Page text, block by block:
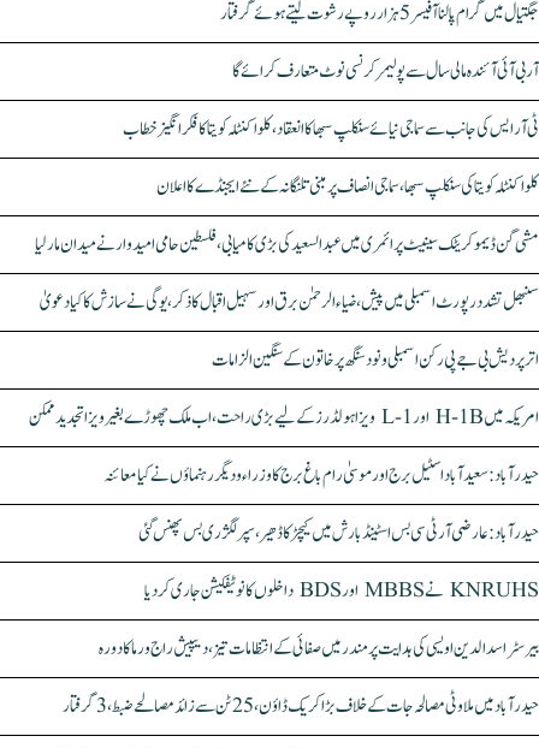
جگتیال میں گرام پالنا آفیسر 5 ہزار روپے رشوت لیتے ہوئے گرفتار
آر بی آئی آئندہ مالی سال سے پولیمر کرنسی نوٹ متعارف کرائے گا
ٹی آر ایس کی جانب سے سماجی نیائے سنکلپ سبھا کا انعقاد، کلواکنٹلہ کویتا کا فکر انگیز خطاب
کلواکنٹلہ کویتا کی سنکلپ سبھا، سماجی انصاف پر مبنی تلنگانہ کے نئے ایجنڈے کا اعلان
مشی گن ڈیموکریٹک سینیٹ پرائمری میں عبدالسعید کی بڑی کامیابی، فلسطین حامی امیدوار نے میدان مار لیا
سنبھل تشدد رپورٹ اسمبلی میں پیش، ضیاء الرحمٰن برق اور سہیل اقبال کا ذکر، یوگی نے سازش کا کیا دعویٰ
اتر پردیش بی جے پی رکن اسمبلی ونود سنگھ پر خاتون کے سنگین الزامات
امریکہ میں H-1B اور L-1 ویزا ہولڈرز کے لیے بڑی راحت، اب ملک چھوڑے بغیر ویزا تجدید ممکن
حیدرآباد: سعیدآباد اسٹیل برج اور موسیٰ رام باغ برج کا وزراء و دیگر رہنماؤں نے کیا معائنہ
حیدرآباد: عارضی آر ٹی سی بس اسٹینڈ بارش میں کیچڑ کا ڈھیر، سپر لگژری بس پھنس گئی
KNRUHS نے MBBS اور BDS داخلوں کا نوٹیفکیشن جاری کر دیا
بیرسٹر اسدالدین اویسی کی ہدایت پر مندر میں صفائی کے انتظامات تیز، دیپیش راج ورما کا دورہ
حیدرآباد میں ملاوٹی مصالحہ جات کے خلاف بڑا کریک ڈاؤن، 25 ٹن سے زائد مصالحے ضبط، 3 گرفتار